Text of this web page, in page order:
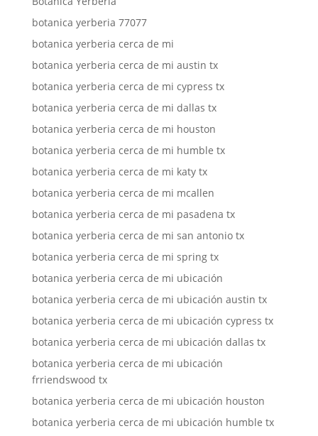
botanica yerberia 77077
botanica yerberia cerca de mi
botanica yerberia cerca de mi austin tx
botanica yerberia cerca de mi cypress tx
botanica yerberia cerca de mi dallas tx
botanica yerberia cerca de mi houston
botanica yerberia cerca de mi humble tx
botanica yerberia cerca de mi katy tx
botanica yerberia cerca de mi mcallen
botanica yerberia cerca de mi pasadena tx
botanica yerberia cerca de mi san antonio tx
botanica yerberia cerca de mi spring tx
botanica yerberia cerca de mi ubicación
botanica yerberia cerca de mi ubicación austin tx
botanica yerberia cerca de mi ubicación cypress tx
botanica yerberia cerca de mi ubicación dallas tx
botanica yerberia cerca de mi ubicación
frriendswood tx
botanica yerberia cerca de mi ubicación houston
botanica yerberia cerca de mi ubicación humble tx